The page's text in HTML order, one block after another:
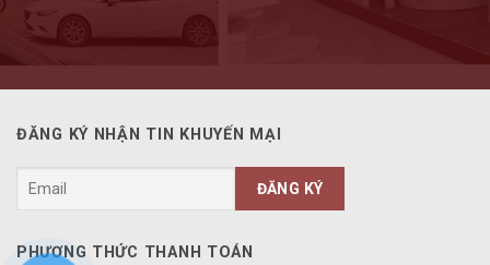
ĐĂNG KÝ NHẬN TIN KHUYẾN MẠI
PHƯƠNG THỨC THANH TOÁN